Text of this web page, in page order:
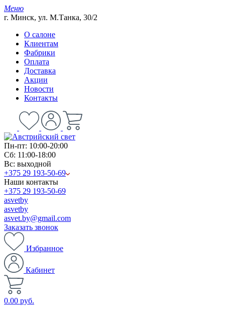
Меню
г. Минск, ул. М.Танка, 30/2
О салоне
Клиентам
Фабрики
Оплата
Доставка
Акции
Новости
Контакты
Пн-пт: 10:00-20:00
Сб: 11:00-18:00
Вс: выходной
+375 29 193-50-69
Наши контакты
+375 29 193-50-69
asvetby
asvetby
asvet.by@gmail.com
Заказать звонок
Избранное
Кабинет
0.00 руб.